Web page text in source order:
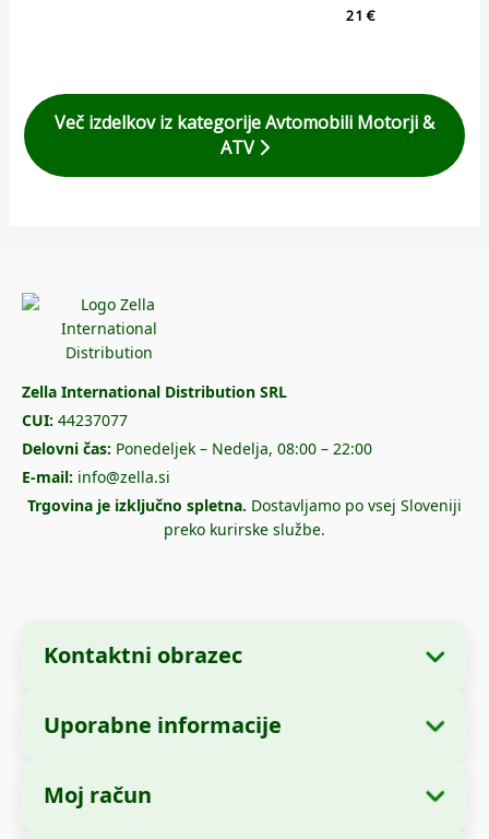
21€
Več izdelkov iz kategorije Avtomobili Motorji &
ATV
Zella International Distribution SRL
CUI: 44237077
Delovni čas: Ponedeljek – Nedelja, 08:00 – 22:00
E-mail: info@zella.si
Trgovina je izključno spletna. Dostavljamo po vsej Sloveniji
preko kurirske službe.
Kontaktni obrazec
Ime podjetja:
SRL
Uporabne informacije
Kako naročiti?
Moj račun